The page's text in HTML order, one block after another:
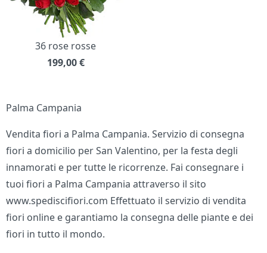
36 rose rosse
199,00 €
Palma Campania
Vendita fiori a Palma Campania. Servizio di consegna
fiori a domicilio per San Valentino, per la festa degli
innamorati e per tutte le ricorrenze. Fai consegnare i
tuoi fiori a Palma Campania attraverso il sito
www.spediscifiori.com Effettuato il servizio di vendita
fiori online e garantiamo la consegna delle piante e dei
fiori in tutto il mondo.